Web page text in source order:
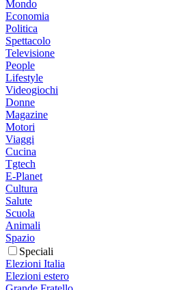
Mondo
Economia
Politica
Spettacolo
Televisione
People
Lifestyle
Videogiochi
Donne
Magazine
Motori
Viaggi
Cucina
Tgtech
E-Planet
Cultura
Salute
Scuola
Animali
Spazio
Speciali
Elezioni Italia
Elezioni estero